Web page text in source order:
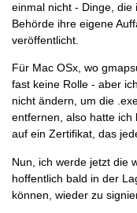
einmal nicht - Dinge,
Behörde ihre eigene
veröffentlicht.
Für Mac OSx, wo
fast keine Rolle - aber
nicht ändern, um die
entfernen, also hatte ich
auf ein Zertifikat, das
Nun, ich werde jetzt die
hoffentlich bald in der
können, wieder zu